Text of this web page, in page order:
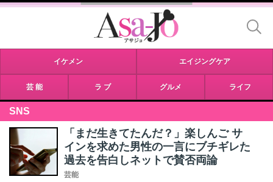
イケメン エイジングケア
芸 能 ラ ブ グルメ ライフ
SNS
「まだ生きてたんだ？」楽しんご サ
インを求めた男性の一言にブチギレた
過去を告白しネットで賛否両論
芸能